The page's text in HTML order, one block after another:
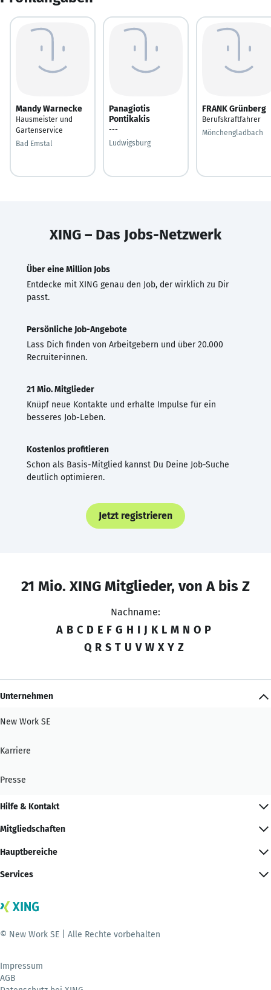
Mandy Warnecke
Hausmeister und
Gartenservice
Bad Emstal
Panagiotis
Pontikakis
---
Ludwigsburg
FRANK Grünberg
Berufskraftfahrer
Mönchengladbach
XING – Das Jobs-Netzwerk
Über eine Million Jobs
Entdecke mit XING genau den Job, der wirklich zu Dir
passt.
Persönliche Job-Angebote
Lass Dich finden von Arbeitgebern und über 20.000
Recruiter·innen.
21 Mio. Mitglieder
Knüpf neue Kontakte und erhalte Impulse für ein
besseres Job-Leben.
Kostenlos profitieren
Schon als Basis-Mitglied kannst Du Deine Job-Suche
deutlich optimieren.
Jetzt registrieren
21 Mio. XING Mitglieder, von A bis Z
Nachname:
A B C D E F G H I J K L M N O P
Q R S T U V W X Y Z
Unternehmen
New Work SE
Karriere
Presse
Hilfe & Kontakt
Mitgliedschaften
Hauptbereiche
Services
© New Work SE | Alle Rechte vorbehalten
Impressum
AGB